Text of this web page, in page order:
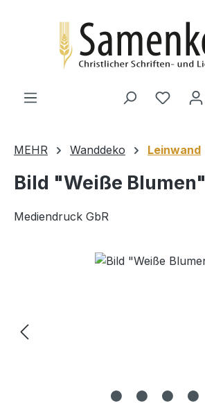
MEHR Wanddeko Leinwand
Bild "Weiße Blumen"
Mediendruck GbR
Bildergalerie überspringen